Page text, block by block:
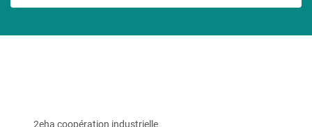
2eha coopération industrielle